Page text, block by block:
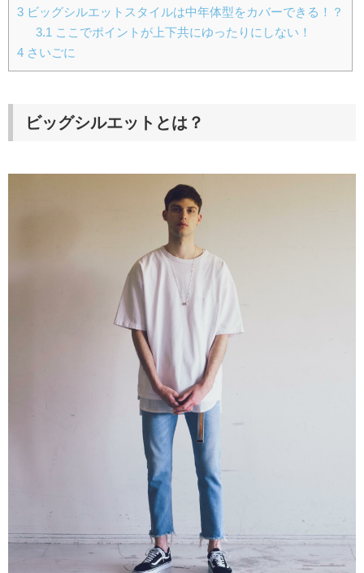
3 ビッグシルエットスタイルは中年体型をカバーできる！？
3.1 ここでポイントが上下共にゆったりにしない！
4 さいごに
ビッグシルエットとは？